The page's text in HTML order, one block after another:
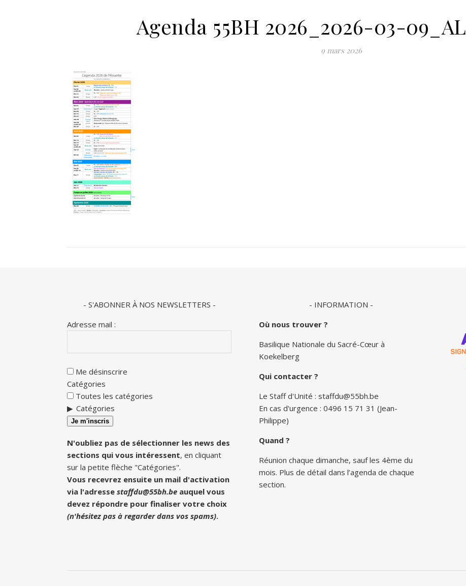
Agenda 55BH 2026_2026-03-
9 mars 2026
- S'ABONNER À NOS NEWSLETTERS -
Adresse mail :
Me désinscrire
Catégories
Toutes les catégories
Catégories
Je m'inscris
N'oubliez pas de sélectionner les news des
sections qui vous intéressent, en cliquant
sur la petite flèche "Catégories".
Vous recevrez ensuite un mail d'activation
via l'adresse staffdu@55bh.be auquel vous
devez répondre pour finaliser votre choix
(n'hésitez pas à regarder dans vos spams).
- INFORMATION -
Où nous trouver ?
Basilique Nationale du Sacré-Cœur à
Koekelberg
Qui contacter ?
Le Staff d'Unité : staffdu@55bh.be
En cas d'urgence : 0496 15 71 31 (Jean-
Philippe)
Quand ?
Réunion chaque dimanche, sauf les 4ème du
mois. Plus de détail dans l’agenda de chaque
section.